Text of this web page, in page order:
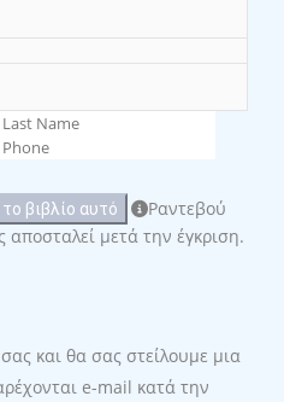
το βιβλίο αυτό
Ραντεβού
μετά την έγκριση.
και θα σας στείλουμε μια
e-mail κατά την